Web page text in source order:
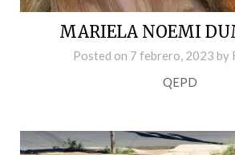
MARIELA NOEMI
Posted on 7 febrero, 2023 by
QEPD